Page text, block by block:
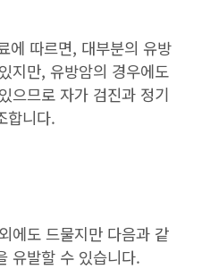
에 따르면, 대부분의 유방
지만, 유방암의 경우에도
으므로 자가 검진과 정기
합니다.
에도 드물지만 다음과 같
유발할 수 있습니다.